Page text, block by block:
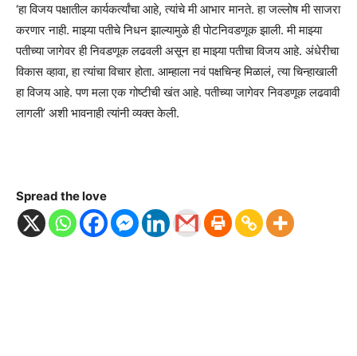
‘हा विजय पक्षातील कार्यकर्त्यांचा आहे, त्यांचे मी आभार मानते. हा जल्लोष मी साजरा
करणार नाही. माझ्या पतीचे निधन झाल्यामुळे ही पोटनिवडणूक झाली. मी माझ्या
पतीच्या जागेवर ही निवडणूक लढवली असून हा माझ्या पतीचा विजय आहे. अंधेरीचा
विकास व्हावा, हा त्यांचा विचार होता. आम्हाला नवं पक्षचिन्ह मिळालं, त्या चिन्हाखाली
हा विजय आहे. पण मला एक गोष्टीची खंत आहे. पतीच्या जागेवर निवडणूक लढवावी
लागली’ अशी भावनाही त्यांनी व्यक्त केली.
Spread the love